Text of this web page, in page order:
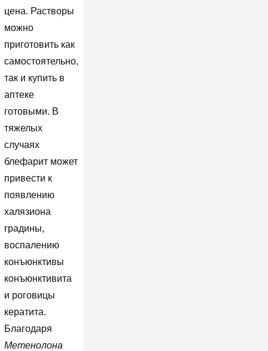
цена. Растворы
можно
приготовить как
самостоятельно,
так и купить в
аптеке
готовыми. В
тяжелых
случаях
блефарит может
привести к
появлению
халязиона
градины,
воспалению
конъюнктивы
конъюнктивита
и роговицы
кератита.
Благодаря
Метенолона